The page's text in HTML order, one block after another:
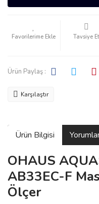
Tavsiye Et
Ürün Paylaş :
Karşılaştır
Ürün Bilgisi
OHAUS
AB33EC-F
Ölçer